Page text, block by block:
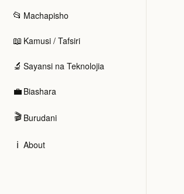
📂 Machapisho
📖 Kamusi / Tafsiri
🔬 Sayansi na Teknolojia
💼 Biashara
🎬 Burudani
ℹ️ About